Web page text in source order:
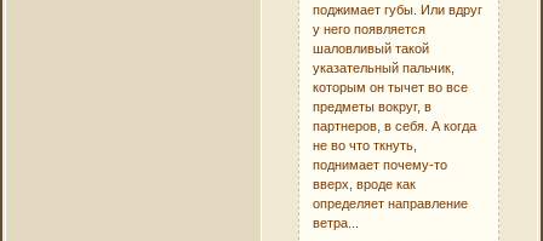
поджимает губы. Или вдруг
у него появляется
шаловливый такой
указательный пальчик,
которым он тычет во все
предметы вокруг, в
партнеров, в себя. А когда
не во что ткнуть,
поднимает почему-то
вверх, вроде как
определяет направление
ветра...